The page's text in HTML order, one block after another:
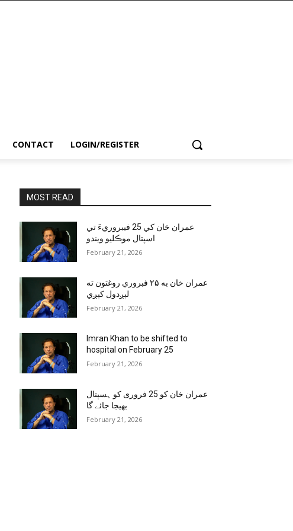
CONTACT LOGIN/REGISTER
MOST READ
عمران خان کي 25 فيبروريءَ تي
اسپتال موڪليو ويندو
February 21, 2026
عمران خان به ۲۵ فبروري روغتون ته
لېږدول کېږي
February 21, 2026
Imran Khan to be shifted to
hospital on February 25
February 21, 2026
عمران خان کو 25 فروری کو ہسپتال
بھیجا جائے گا
February 21, 2026